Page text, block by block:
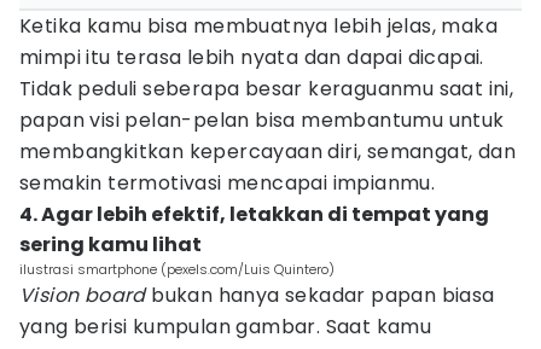
Ketika kamu bisa membuatnya lebih jelas, maka
mimpi itu terasa lebih nyata dan dapai dicapai.
Tidak peduli seberapa besar keraguanmu saat ini,
papan visi pelan-pelan bisa membantumu untuk
membangkitkan kepercayaan diri, semangat, dan
semakin termotivasi mencapai impianmu.
4. Agar lebih efektif, letakkan di tempat yang
sering kamu lihat
ilustrasi smartphone (pexels.com/Luis Quintero)
Vision boardbukan hanya sekadar papan biasa
yang berisi kumpulan gambar. Saat kamu